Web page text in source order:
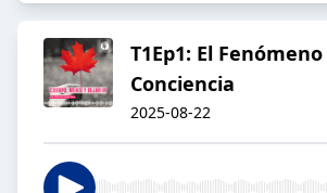
T1Ep1: El
Conciencia
2025-08-22